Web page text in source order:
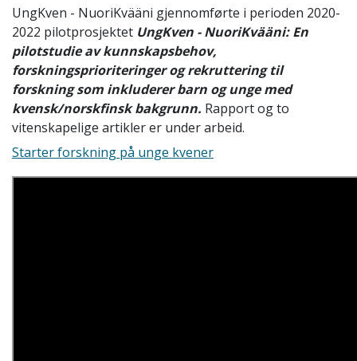
UngKven - NuoriKvääni gjennomførte i perioden 2020-
2022 pilotprosjektet UngKven - NuoriKvääni: En
pilotstudie av kunnskapsbehov,
forskningsprioriteringer og rekruttering til
forskning som inkluderer barn og unge med
kvensk/norskfinsk bakgrunn. Rapport og to
vitenskapelige artikler er under arbeid.
Starter forskning på unge kvener